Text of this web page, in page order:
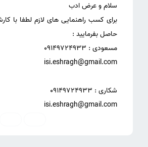
برای کسب راهنمایی های لازم لطفا با
isi.eshragh@gmail.com